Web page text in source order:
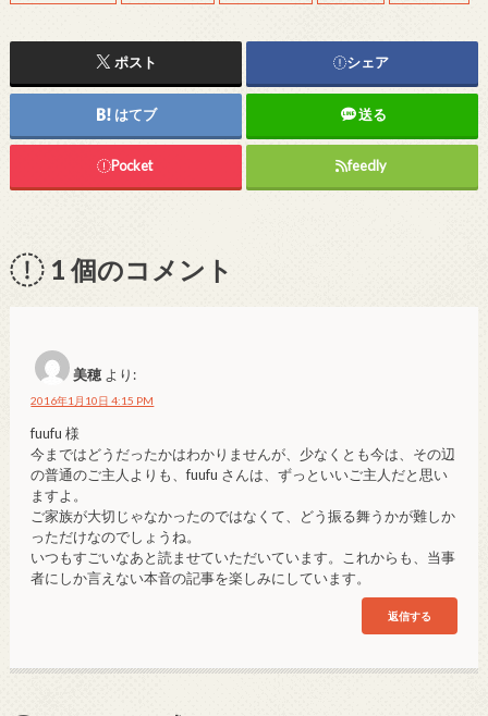
ポスト シェア
はてブ 送る
Pocket feedly
1個のコメント
美穂 より:
2016年1月10日 4:15 PM
fuufu 様
今まではどうだったかはわかりませんが、少なくとも今は、その辺
の普通のご主人よりも、fuufu さんは、ずっといいご主人だと思い
ますよ。
ご家族が大切じゃなかったのではなくて、どう振る舞うかが難しか
っただけなのでしょうね。
いつもすごいなあと読ませていただいています。これからも、当事
者にしか言えない本音の記事を楽しみにしています。
返信する